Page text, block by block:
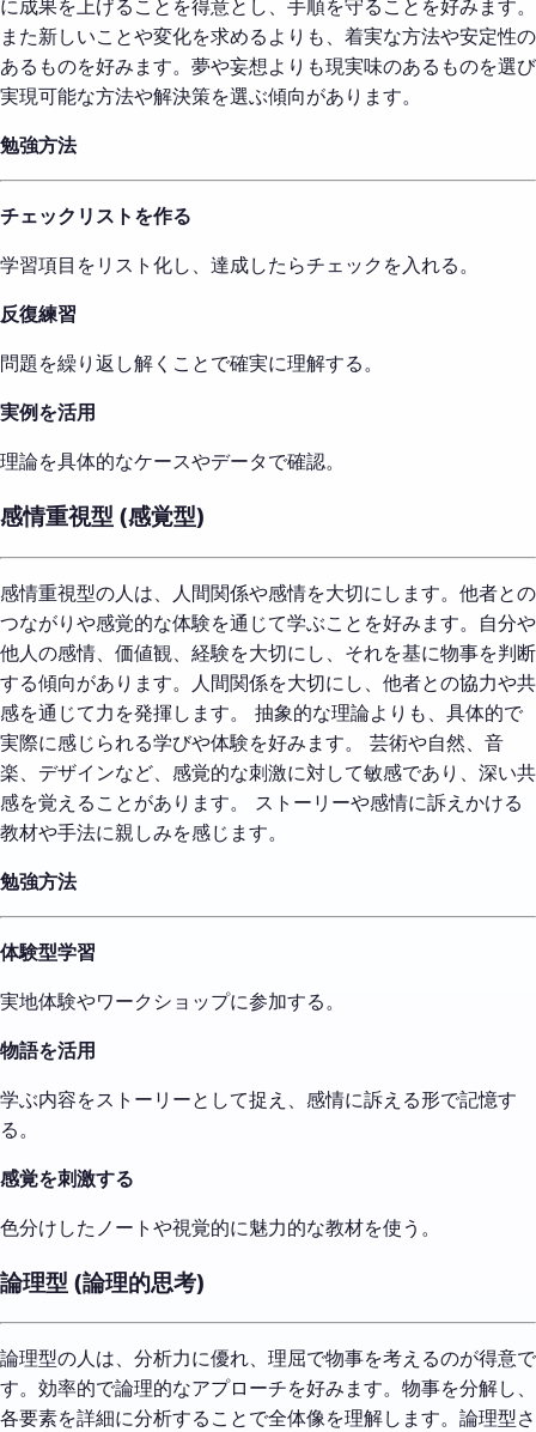
に成果を上げることを得意とし、手順を守ることを好みます。
また新しいことや変化を求めるよりも、着実な方法や安定性の
あるものを好みます。夢や妄想よりも現実味のあるものを選び
実現可能な方法や解決策を選ぶ傾向があります。
勉強方法
チェックリストを作る
学習項目をリスト化し、達成したらチェックを入れる。
反復練習
問題を繰り返し解くことで確実に理解する。
実例を活用
理論を具体的なケースやデータで確認。
感情重視型 (感覚型)
感情重視型の人は、人間関係や感情を大切にします。他者との
つながりや感覚的な体験を通じて学ぶことを好みます。自分や
他人の感情、価値観、経験を大切にし、それを基に物事を判断
する傾向があります。人間関係を大切にし、他者との協力や共
感を通じて力を発揮します。 抽象的な理論よりも、具体的で
実際に感じられる学びや体験を好みます。 芸術や自然、音
楽、デザインなど、感覚的な刺激に対して敏感であり、深い共
感を覚えることがあります。 ストーリーや感情に訴えかける
教材や手法に親しみを感じます。
勉強方法
体験型学習
実地体験やワークショップに参加する。
物語を活用
学ぶ内容をストーリーとして捉え、感情に訴える形で記憶す
る。
感覚を刺激する
色分けしたノートや視覚的に魅力的な教材を使う。
論理型 (論理的思考)
論理型の人は、分析力に優れ、理屈で物事を考えるのが得意で
す。効率的で論理的なアプローチを好みます。物事を分解し、
各要素を詳細に分析することで全体像を理解します。論理型さ